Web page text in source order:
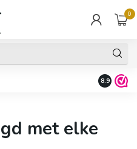
0
Fysieke
8.9
met elke